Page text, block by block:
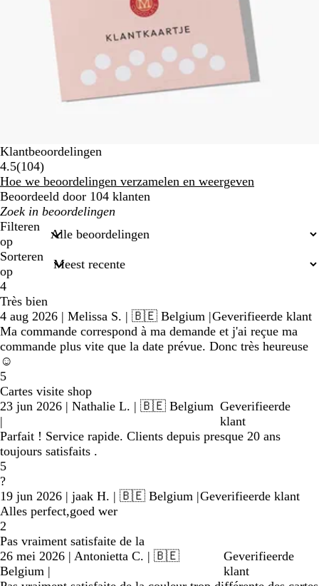
Klantbeoordelingen
4.5(104104
beoordelingen
)
Hoe we beoordelingen verzamelen en weergeven
Beoordeeld door 104 klanten
Mijn
zoekopdrachten
Filteren
op
Sorteren
op
4
Très bien
4 aug 2026 | Melissa S. | 🇧🇪 Belgium |Geverifieerde klant
Ma commande correspond à ma demande et j'ai reçue ma
commande plus vite que la date prévue. Donc très heureuse
☺️
5
Cartes visite shop
23 jun 2026 | Nathalie L. | 🇧🇪 Belgium
|
Geverifieerde
klant
Parfait ! Service rapide. Clients depuis presque 20 ans
toujours satisfaits .
5
?
19 jun 2026 | jaak H. | 🇧🇪 Belgium |Geverifieerde klant
Alles perfect,goed wer
2
Pas vraiment satisfaite de la
26 mei 2026 | Antonietta C. | 🇧🇪
Belgium |
Geverifieerde
klant